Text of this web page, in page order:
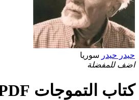
حيدر حيدر سوريا
اضف للمفضلة
كتاب التموجات PDF